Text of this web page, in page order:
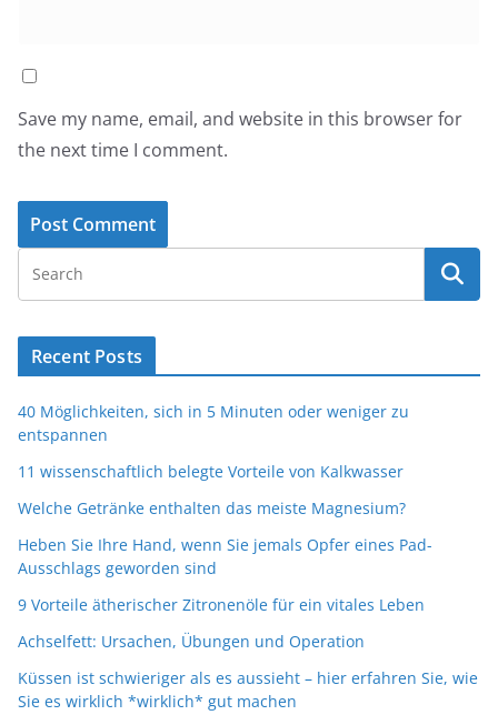
Save my name, email, and website in this browser for
the next time I comment.
Recent Posts
40 Möglichkeiten, sich in 5 Minuten oder weniger zu
entspannen
11 wissenschaftlich belegte Vorteile von Kalkwasser
Welche Getränke enthalten das meiste Magnesium?
Heben Sie Ihre Hand, wenn Sie jemals Opfer eines Pad-
Ausschlags geworden sind
9 Vorteile ätherischer Zitronenöle für ein vitales Leben
Achselfett: Ursachen, Übungen und Operation
Küssen ist schwieriger als es aussieht – hier erfahren Sie, wie
Sie es wirklich *wirklich* gut machen